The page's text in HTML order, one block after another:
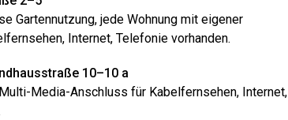
Gartennutzung, jede Wohnung mit eigener
Internet, Telefonie vorhanden.
10–10 a
Media-Anschluss für Kabelfernsehen, Internet,